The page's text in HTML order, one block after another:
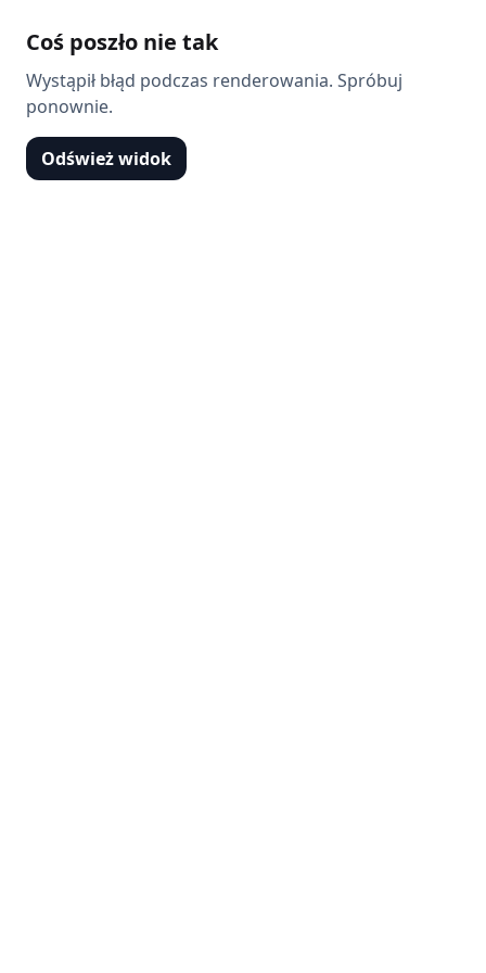
Coś poszło nie tak
Wystąpił błąd podczas renderowania. Spróbuj
ponownie.
Odśwież widok